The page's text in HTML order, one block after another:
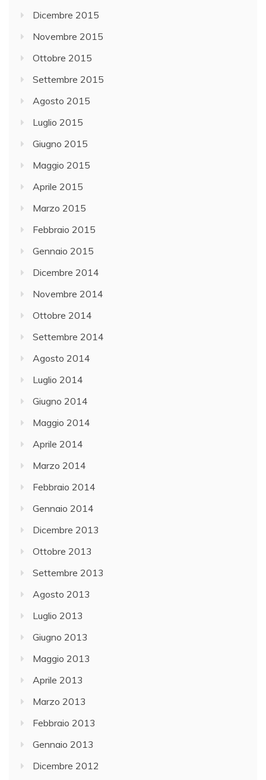
Dicembre 2015
Novembre 2015
Ottobre 2015
Settembre 2015
Agosto 2015
Luglio 2015
Giugno 2015
Maggio 2015
Aprile 2015
Marzo 2015
Febbraio 2015
Gennaio 2015
Dicembre 2014
Novembre 2014
Ottobre 2014
Settembre 2014
Agosto 2014
Luglio 2014
Giugno 2014
Maggio 2014
Aprile 2014
Marzo 2014
Febbraio 2014
Gennaio 2014
Dicembre 2013
Ottobre 2013
Settembre 2013
Agosto 2013
Luglio 2013
Giugno 2013
Maggio 2013
Aprile 2013
Marzo 2013
Febbraio 2013
Gennaio 2013
Dicembre 2012